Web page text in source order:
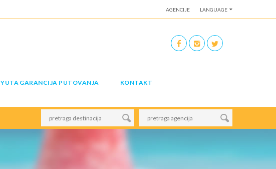
AGENCIJE LANGUAGE
YUTA GARANCIJA PUTOVANJA KONTAKT